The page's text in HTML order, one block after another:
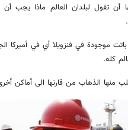
أن تقول لبلدان العالم ماذا يجب
موجودة في فنزويلا أي في أميركا
كله.
منها الذهاب من قارتها الى أماكن